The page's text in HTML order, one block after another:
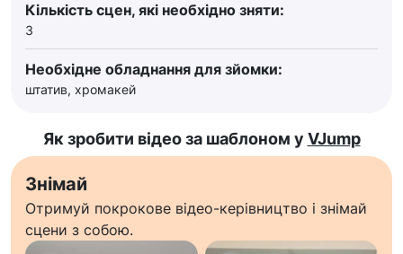
Кількість сцен, які необхідно зняти:
3
Необхідне обладнання для зйомки:
штатив, хромакей
Як зробити відео за шаблоном у VJump
Знімай
Отримуй покрокове відео-керівництво і знімай
сцени з собою.